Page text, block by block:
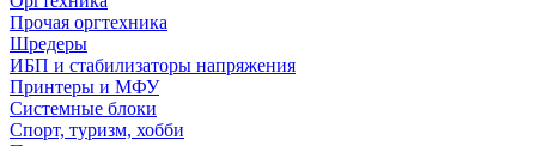
Прочая оргтехника
Шредеры
ИБП и стабилизаторы напряжения
Принтеры и МФУ
Системные блоки
Спорт, туризм, хобби